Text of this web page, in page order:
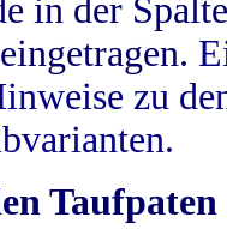
in der
zu
Taufpaten